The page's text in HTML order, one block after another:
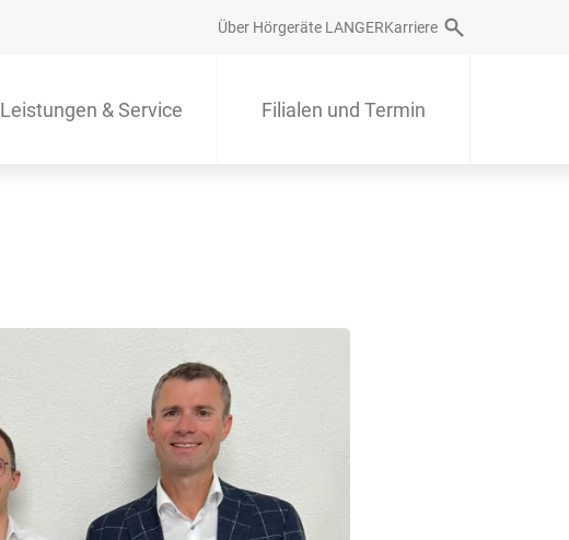
Über Hörgeräte LANGERKarriere
Leistungen & Service Filialen und Termin